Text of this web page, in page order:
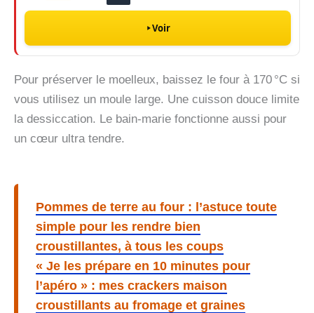
Voir
Pour préserver le moelleux, baissez le four à 170 °C si
vous utilisez un moule large. Une cuisson douce limite
la dessiccation. Le bain-marie fonctionne aussi pour
un cœur ultra tendre.
Pommes de terre au four : l’astuce toute
simple pour les rendre bien
croustillantes, à tous les coups
« Je les prépare en 10 minutes pour
l’apéro » : mes crackers maison
croustillants au fromage et graines